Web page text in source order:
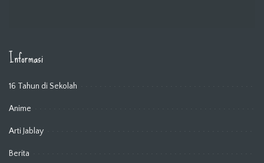
Informasi
16 Tahun di Sekolah
Anime
Arti Jablay
Berita